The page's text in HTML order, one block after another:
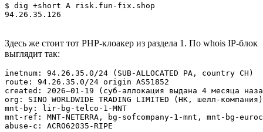
$ dig +short A risk.fun‑fix.shop
94.26.35.126
Здесь же стоит тот PHP‑клоакер из раздела 1. По whois IP‑блок
выглядит так:
inetnum: 94.26.35.0/24 (SUB‑ALLOCATED PA, country CH)
route: 94.26.35.0/24 origin AS51852
created: 2026–01-19 (суб‑аллокация выдана 4 месяца
org: SINO WORLDWIDE TRADING LIMITED (HK, шелл‑компания)
mnt‑by: lir‑bg‑telco-1-MNT
mnt‑ref: MNT‑NETERRA, bg‑sofcompany-1-mnt,
abuse‑c: ACRO62035-RIPE